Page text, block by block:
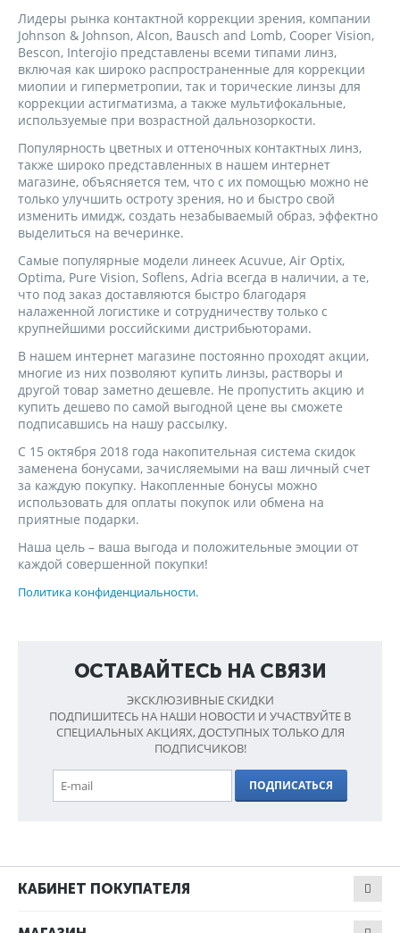
Лидеры рынка контактной коррекции зрения, компании
Johnson & Johnson, Alcon, Bausch and Lomb, Cooper Vision,
Bescon, Interojio представлены всеми типами линз,
включая как широко распространенные для коррекции
миопии и гиперметропии, так и торические линзы для
коррекции астигматизма, а также мультифокальные,
используемые при возрастной дальнозоркости.
Популярность цветных и оттеночных контактных линз,
также широко представленных в нашем интернет
магазине, объясняется тем, что с их помощью можно не
только улучшить остроту зрения, но и быстро свой
изменить имидж, создать незабываемый образ, эффектно
выделиться на вечеринке.
Самые популярные модели линеек Acuvue, Air Optix,
Optima, Pure Vision, Soflens, Adria всегда в наличии, а те,
что под заказ доставляются быстро благодаря
налаженной логистике и сотрудничеству только с
крупнейшими российскими дистрибьюторами.
В нашем интернет магазине постоянно проходят акции,
многие из них позволяют купить линзы, растворы и
другой товар заметно дешевле. Не пропустить акцию и
купить дешево по самой выгодной цене вы сможете
подписавшись на нашу рассылку.
С 15 октября 2018 года накопительная система скидок
заменена бонусами, зачисляемыми на ваш личный счет
за каждую покупку. Накопленные бонусы можно
использовать для оплаты покупок или обмена на
приятные подарки.
Наша цель – ваша выгода и положительные эмоции от
каждой совершенной покупки!
Политика конфиденциальности.
ОСТАВАЙТЕСЬ НА СВЯЗИ
ЭКСКЛЮЗИВНЫЕ СКИДКИ
ПОДПИШИТЕСЬ НА НАШИ НОВОСТИ И УЧАСТВУЙТЕ В
СПЕЦИАЛЬНЫХ АКЦИЯХ, ДОСТУПНЫХ ТОЛЬКО ДЛЯ
ПОДПИСЧИКОВ!
ПОДПИСАТЬСЯ
КАБИНЕТ ПОКУПАТЕЛЯ